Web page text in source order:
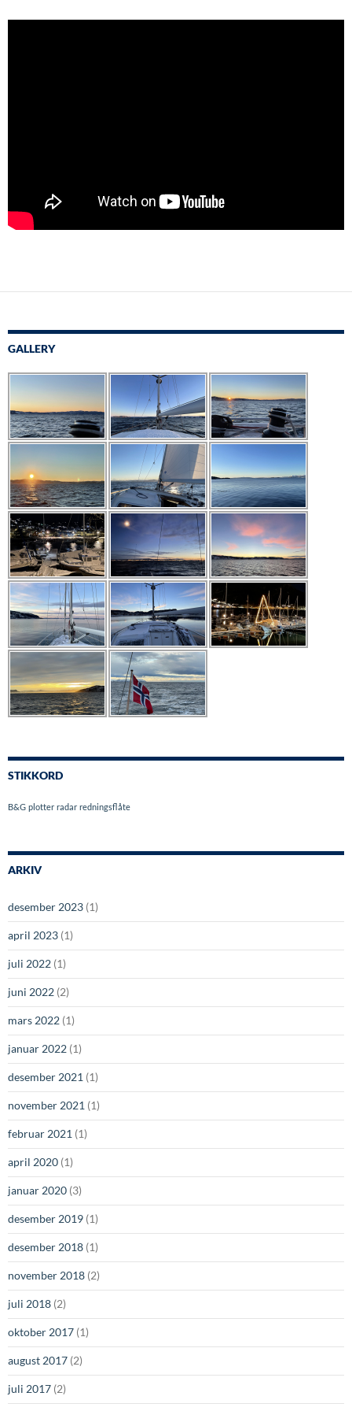
GALLERY
STIKKORD
B&G plotter radar redningsflåte
ARKIV
desember 2023 (1)
april 2023 (1)
juli 2022 (1)
juni 2022 (2)
mars 2022 (1)
januar 2022 (1)
desember 2021 (1)
november 2021 (1)
februar 2021 (1)
april 2020 (1)
januar 2020 (3)
desember 2019 (1)
desember 2018 (1)
november 2018 (2)
juli 2018 (2)
oktober 2017 (1)
august 2017 (2)
juli 2017 (2)